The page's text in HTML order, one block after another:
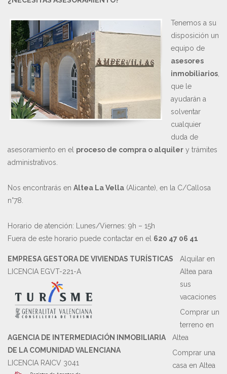
Tenemos a su
disposición un
equipo de
asesores
inmobiliarios,
que le
ayudarán a
solventar
cualquier
duda de
asesoramiento en el proceso de compra o alquiler y trámites
administrativos.
Nos encontrarás en Altea La Vella (Alicante), en la C/Callosa
n°78.
Horario de atención: Lunes/Viernes: 9h – 15h
Fuera de este horario puede contactar en el 620 47 06 41
EMPRESA GESTORA DE VIVIENDAS TURÍSTICAS
LICENCIA EGVT-221-A
AGENCIA DE INTERMEDIACIÓN INMOBILIARIA
DE LA COMUNIDAD VALENCIANA
LICENCIA RAICV 3041
Alquilar en
Altea para
sus
vacaciones
Comprar un
terreno en
Altea
Comprar una
casa en Altea